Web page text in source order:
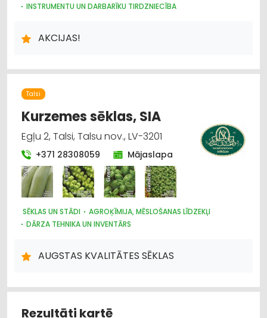
INSTRUMENTU UN DARBARĪKU TIRDZNIECĪBA
DARBA AIZSARDZĪBAS LĪDZEKĻI, FORMASTĒRPI, DARBA APĢĒRBI
VAIRUMTIRDZNIECĪBA
BŪVMATERIĀLU, BŪVKONSTRUKCIJU TIRDZNIECĪBA
BŪVMATERIĀLU, BŪVKONSTRUKCIJU VAIRUMTIRDZNIECĪBA
UZKOPŠANAS LĪDZEKĻI UN TEHNIKA, PROFESIONĀLĀ
ELEKTROTEHNISKO IEKĀRTU UN ELEKTROMATERIĀLU
VAIRUMTIRDZNIECĪBA
ELEKTROTEHNISKO IEKĀRTU UN ELEKTROMATERIĀLU
TIRDZNIECĪBA
UGUNSDZĒSĪBAS UN UGUNSAIZSARDZĪBAS LĪDZEKĻI
AUTO ĶĪMIJA, AUTO KRĀSAS
HIGIĒNAS PRECES
APAVI: TIRDZNIECĪBA
INSTRUMENTU UN DARBARĪKU LABOŠANA, SERVISS
KRĀSAS, LAKAS, BŪVĶĪMIJA: VAIRUMTIRDZNIECĪBA
VENTILĀCIJAS UN KONDICIONĒŠANAS SISTĒMAS UN IEKĀRTAS
TELPĀM
AKCIJAS!
Talsi
Kurzemes sēklas, SIA
Egļu 2, Talsi, Talsu nov., LV-3201
+371 28308059 Mājaslapa
SĒKLAS UN STĀDI
AGROĶĪMIJA, MĒSLOŠANAS LĪDZEKĻI
DĀRZA TEHNIKA UN INVENTĀRS
AUGSTAS KVALITĀTES SĒKLAS
Rezultāti kartē